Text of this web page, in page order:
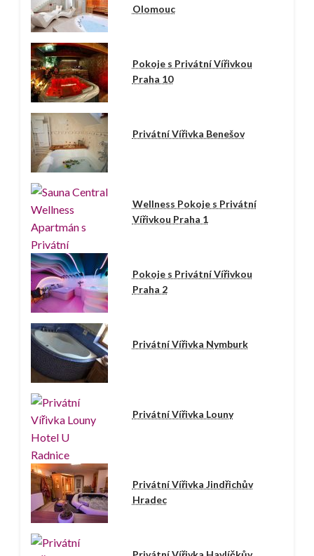
Olomouc
Pokoje s Privátní Vířivkou
Praha 10
Privátní Vířivka Benešov
Wellness Pokoje s Privátní
Vířivkou Praha 1
Pokoje s Privátní Vířivkou
Praha 2
Privátní Vířivka Nymburk
Privátní Vířivka Louny
Privátní Vířivka Jindřichův
Hradec